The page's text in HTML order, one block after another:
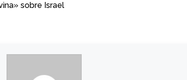
sobre Israel